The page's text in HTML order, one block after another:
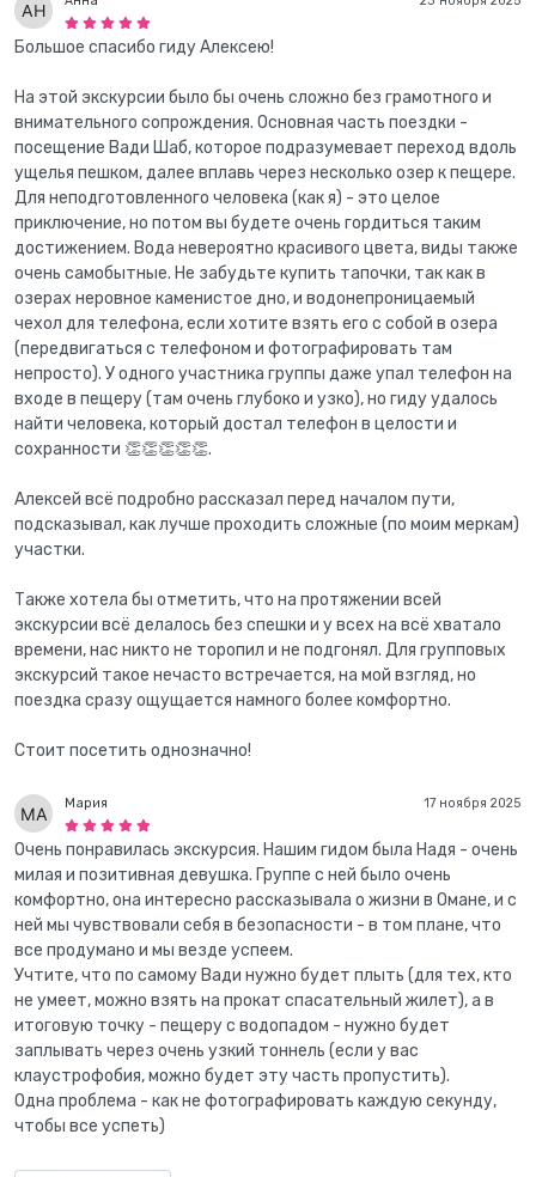
Большое спасибо гиду Алексею!
На этой экскурсии было бы очень сложно без грамотного и
внимательного сопрождения. Основная часть поездки -
посещение Вади Шаб, которое подразумевает переход вдоль
ущелья пешком, далее вплавь через несколько озер к пещере.
Для неподготовленного человека (как я) - это целое
приключение, но потом вы будете очень гордиться таким
достижением. Вода невероятно красивого цвета, виды также
очень самобытные. Не забудьте купить тапочки, так как в
озерах неровное каменистое дно, и водонепроницаемый
чехол для телефона, если хотите взять его с собой в озера
(передвигаться с телефоном и фотографировать там
непросто). У одного участника группы даже упал телефон на
входе в пещеру (там очень глубоко и узко), но гиду удалось
найти человека, который достал телефон в целости и
сохранности 👏👏👏👏👏.
Алексей всё подробно рассказал перед началом пути,
подсказывал, как лучше проходить сложные (по моим меркам)
участки.
Также хотела бы отметить, что на протяжении всей
экскурсии всё делалось без спешки и у всех на всё хватало
времени, нас никто не торопил и не подгонял. Для групповых
экскурсий такое нечасто встречается, на мой взгляд, но
поездка сразу ощущается намного более комфортно.
Стоит посетить однозначно!
17 ноября 2025
Мария
Очень понравилась экскурсия. Нашим гидом была Надя - очень
милая и позитивная девушка. Группе с ней было очень
комфортно, она интересно рассказывала о жизни в Омане, и с
ней мы чувствовали себя в безопасности - в том плане, что
все продумано и мы везде успеем.
Учтите, что по самому Вади нужно будет плыть (для тех, кто
не умеет, можно взять на прокат спасательный жилет), а в
итоговую точку - пещеру с водопадом - нужно будет
заплывать через очень узкий тоннель (если у вас
клаустрофобия, можно будет эту часть пропустить).
Одна проблема - как не фотографировать каждую секунду,
чтобы все успеть)